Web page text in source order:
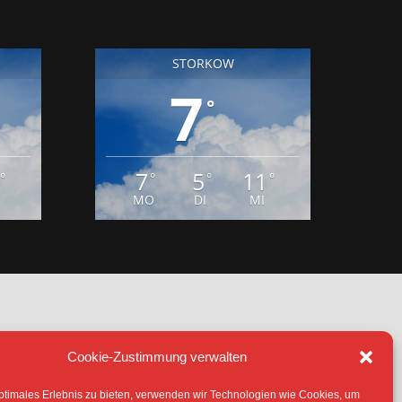
Cookie-Zustimmung verwalten
Erlebnis zu bieten, verwenden wir Technologien wie Cookies, um
7
7
MO
5
DI
(EU)